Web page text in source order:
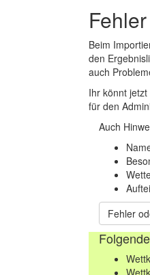
Beim
den
auch
Ihr könnt
für den
Auch
Fehler